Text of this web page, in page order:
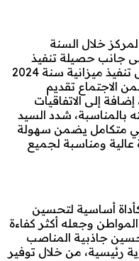
خلال السنة
جانب حصيلة تنفيذ
قرارات المجلس الإداري، واستعراض تنفيذ ميزانية سنة 2024
الاجتماع تقديم
ميزانية المركز لسنة 2025، إضافة إلى الاتفاقيات
بالمناسبة، شدد السيد
متكامل يضمن سهولة
ومناسبة لجميع
أساسية لتحسين
وجعله أكثر كفاءة
جاذبية المناصب
رئيسية، من خلال توفير